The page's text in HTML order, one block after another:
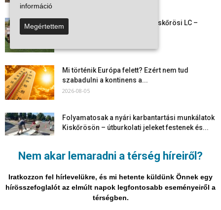
Nem akar lemaradni a térség híreiről?
Iratkozzon fel hírlevelükre, és mi hetente küldünk Önnek egy
hírösszefoglalót az elmúlt napok legfontosabb eseményeiről a
térségben.
Megkezdte a felkészülést a Kiskőrösi LC –
együtt maradt a keret,...
Mi történik Európa felett? Ezért nem tud
szabadulni a kontinens a...
2026-08-05
Folyamatosak a nyári karbantartási munkálatok
Kiskőrösön – útburkolati jeleket festenek és...
Bács-Kiskun útjain –...
2026-08-04
információ
Megértettem